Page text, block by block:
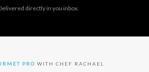
directly in you inbox.
PRO WITH CHEF RACHAEL